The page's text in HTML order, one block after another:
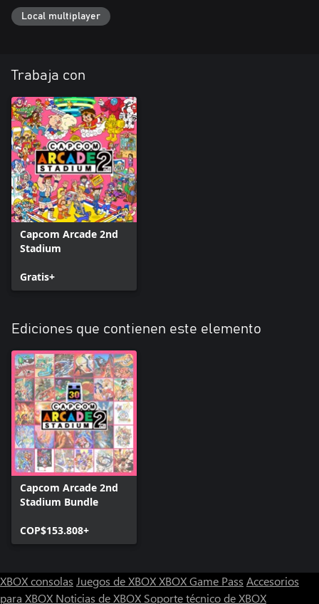
Local multiplayer
Trabaja con
Capcom Arcade 2nd
Stadium
Gratis+
Ediciones que contienen este elemento
Capcom Arcade 2nd
Stadium Bundle
COP$153.808+
XBOX consolas Juegos de XBOXXBOX Game Pass Accesorios
para XBOX Noticias de XBOX Soporte técnico de XBOX